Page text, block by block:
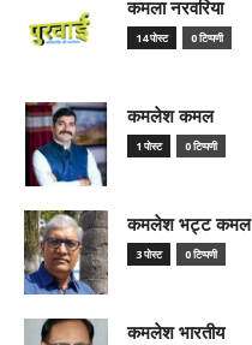
कमला नरवरिया
14 पोस्ट 0 टिप्पणी
कमलेश कमल
1 पोस्ट 0 टिप्पणी
कमलेश भट्ट कमल
3 पोस्ट 0 टिप्पणी
कमलेश भारतीय